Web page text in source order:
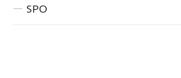
SPO